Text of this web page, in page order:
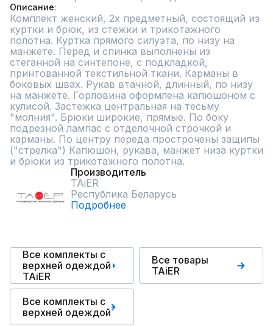
Описание
Комплект женский, 2х предметный, состоящий из
куртки и брюк, из стежки и трикотажного
полотна. Куртка прямого силуэта, по низу на
манжете. Перед и спинка выполнены из
стеганной на синтепоне, с подкладкой,
принтованной текстильной ткани. Карманы в
боковых швах. Рукав втачной, длинный, по низу
на манжете. Горловина оформлена капюшоном с
кулисой. Застежка центральная на тесьму
"молния". Брюки широкие, прямые. По боку
подрезной лампас с отделочной строчкой и
карманы. По центру переда прострочены защипы
("стрелка") Капюшон, рукава, манжет низа куртки
и брюки из трикотажного полотна.
Производитель
TAiER
Республика Беларусь
Подробнее
Все комплекты с
верхней одеждой
TAiER
Все товары
TAiER
Все комплекты с
верхней одеждой